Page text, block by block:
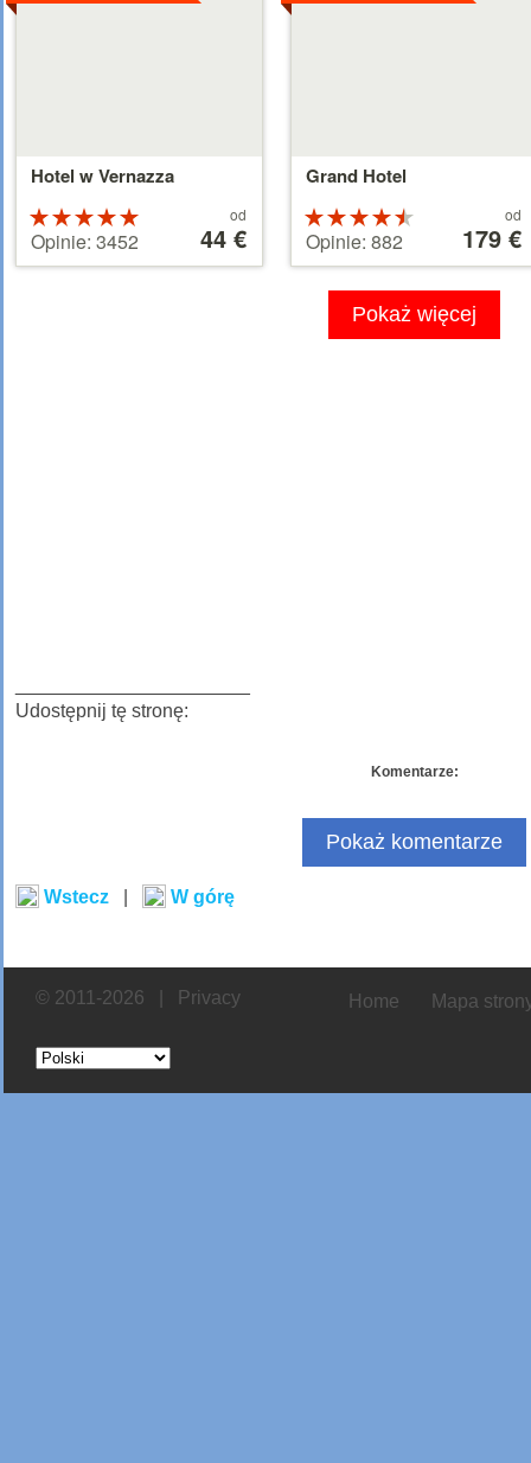
Hotel w Vernazza
5 na 5
gwiazdek
Opinie: 3452
od
44 €
Grand Hotel
4.5 na 5
gwiazdek
Opinie: 882 179 €
od
179 €
Pokaż więcej
Udostępnij tę stronę:
Komentarze:
Pokaż komentarze
Wstecz W górę
© 2011-2026 | Privacy Home Mapa